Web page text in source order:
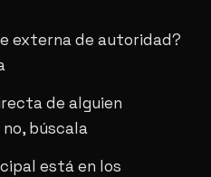
externa de autoridad?
de alguien
búscala
está en los